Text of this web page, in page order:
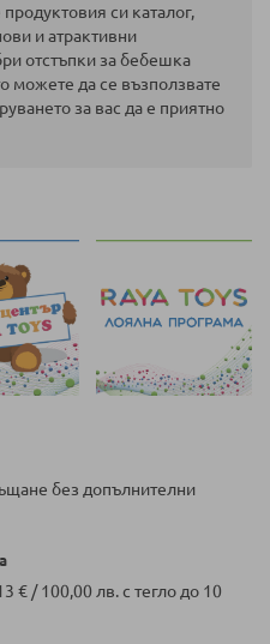
си каталог,
и атрактивни
отстъпки за бебешка
можете да се възползвате
за вас да е приятно
без допълнителни
€ / 100,00 лв. с тегло до 10